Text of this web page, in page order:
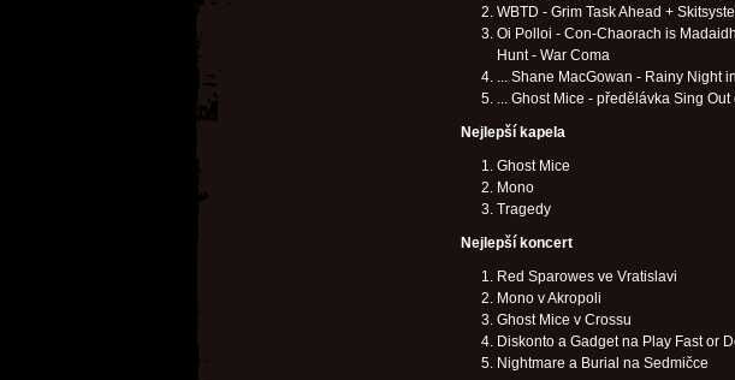
WBTD - Grim Task Ahead +
Oi Polloi - Con-Chaorach is
Hunt - War Coma
... Shane MacGowan - Rainy Night
... Ghost Mice - předělávka Sing
Nejlepší kapela
Ghost Mice
Mono
Tragedy
Nejlepší koncert
Red Sparowes ve Vratislavi
Mono v Akropoli
Ghost Mice v Crossu
Diskonto a Gadget na Play Fast or
Nightmare a Burial na Sedmičce